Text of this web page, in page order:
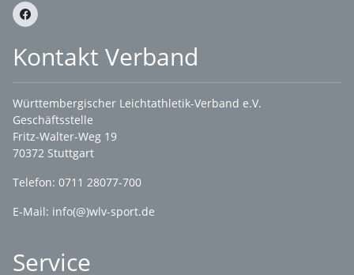
Kontakt Verband
Württembergischer Leichtathletik-Verband e.V.
Geschäftsstelle
Fritz-Walter-Weg 19
70372 Stuttgart
Telefon: 0711 28077-700
E-Mail: info(@)wlv-sport.de
Service